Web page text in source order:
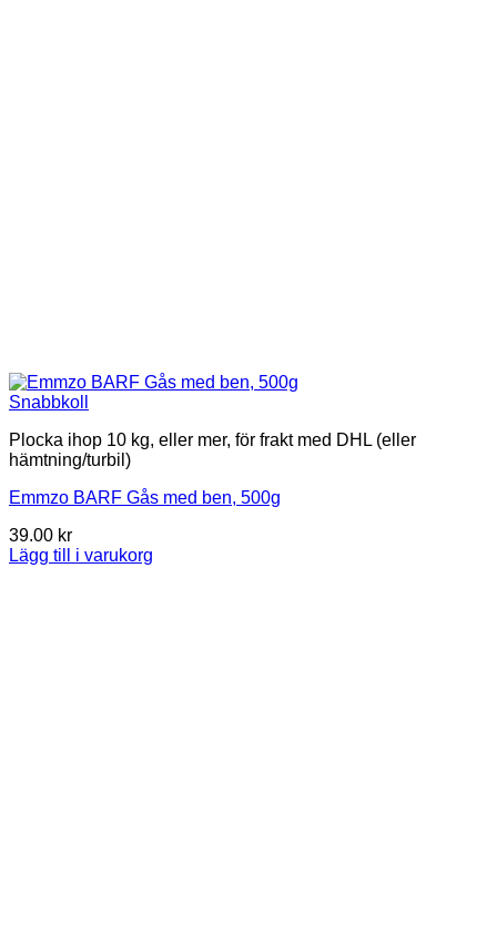
Snabbkoll
Plocka ihop 10 kg, eller mer, för frakt med DHL (eller
hämtning/turbil)
Emmzo BARF Gås med ben, 500g
39.00 kr
Lägg till i varukorg